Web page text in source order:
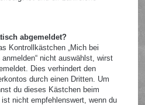
abgemeldet?
Kontrollkästchen „Mich bei
nicht auswählst, wirst
Dies verhindert den
durch einen Dritten. Um
du dieses Kästchen beim
nicht empfehlenswert, wenn du